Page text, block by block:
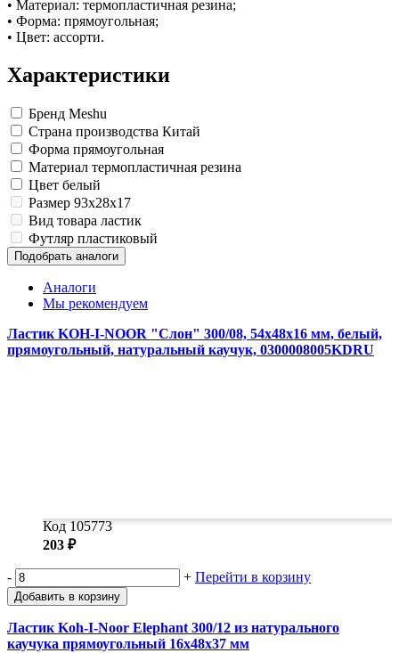
• Материал: термопластичная резина;
• Форма: прямоугольная;
• Цвет: ассорти.
Характеристики
Бренд Meshu
Страна производства Китай
Форма прямоугольная
Материал термопластичная резина
Цвет белый
Размер 93x28x17
Вид товара ластик
Футляр пластиковый
Подобрать аналоги
Аналоги
Мы рекомендуем
Ластик KOH-I-NOOR "Слон" 300/08, 54х48х16 мм, белый,
прямоугольный, натуральный каучук, 0300008005KDRU
Код 105773
203 ₽
- + Перейти в корзину
Добавить в корзину
Ластик Koh-I-Noor Elephant 300/12 из натурального
каучука прямоугольный 16х48х37 мм